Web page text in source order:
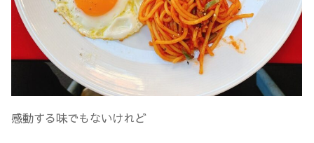
感動する味でもないけれど